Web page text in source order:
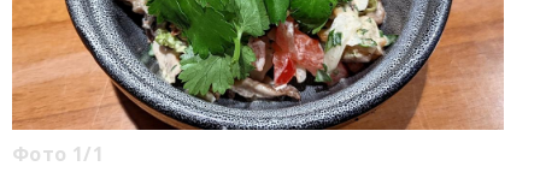
Фото 1/1